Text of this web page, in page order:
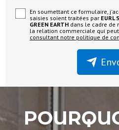
En soumettant ce formulaire,
saisies soient traitées par EURL
GREEN EARTH dans le cadre de
la relation commerciale qui
consultant notre politique de